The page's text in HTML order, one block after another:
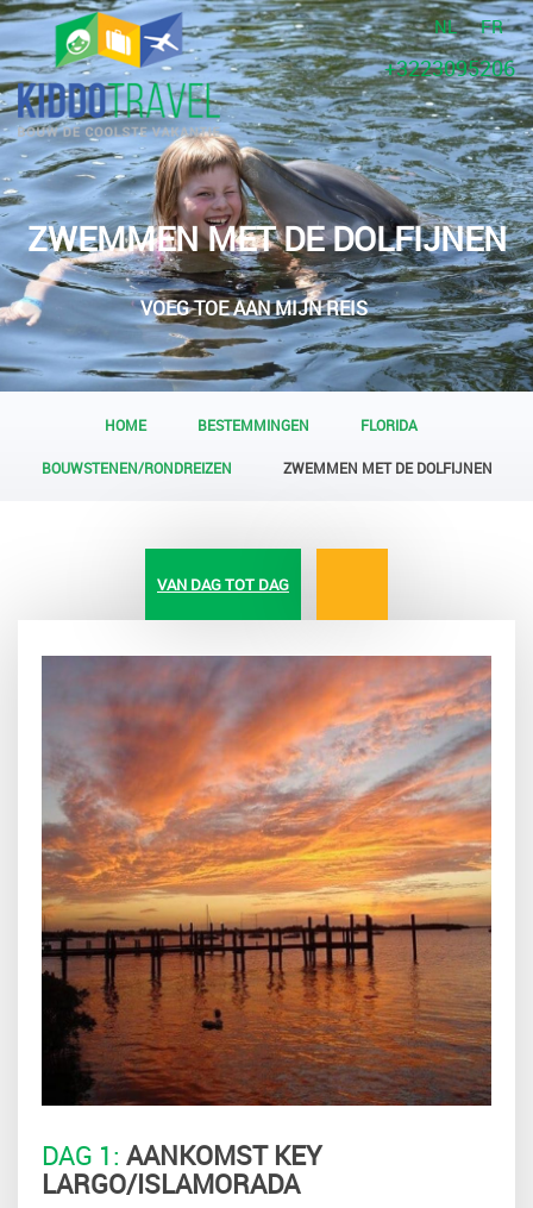
NL FR
+3223095206
ZWEMMEN MET DE DOLFIJNEN
VOEG TOE AAN MIJN REIS
HOME BESTEMMINGEN FLORIDA
BOUWSTENEN/RONDREIZEN ZWEMMEN MET DE DOLFIJNEN
VAN DAG TOT DAG
DAG 1: AANKOMST KEY
LARGO/ISLAMORADA